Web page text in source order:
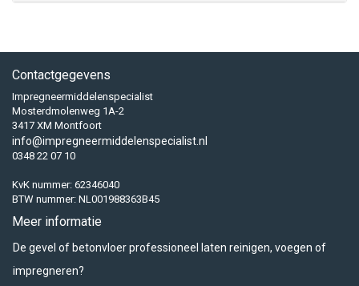
Contactgegevens
Impregneermiddelenspecialist
Mosterdmolenweg 1A-2
3417 XM Montfoort
info@impregneermiddelenspecialist.nl
0348 22 07 10
KvK nummer: 62346040
BTW nummer: NL001988363B45
Meer informatie
De gevel of betonvloer professioneel laten reinigen, voegen of
impregneren?